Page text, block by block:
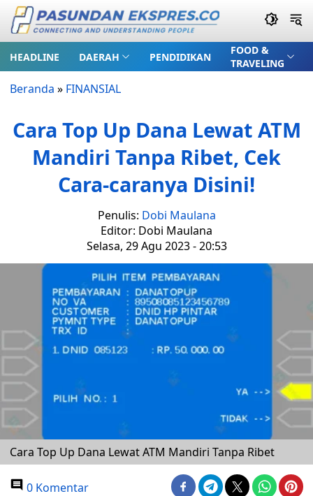
HEADLINE DAERAH PENDIDIKAN
FOOD &
TRAVELING
Beranda » FINANSIAL
Cara Top Up Dana Lewat ATM
Mandiri Tanpa Ribet, Cek
Cara-caranya Disini!
Penulis: Dobi Maulana
Editor: Dobi Maulana
Selasa, 29 Agu 2023 - 20:53
Cara Top Up Dana Lewat ATM Mandiri Tanpa Ribet
0 Komentar